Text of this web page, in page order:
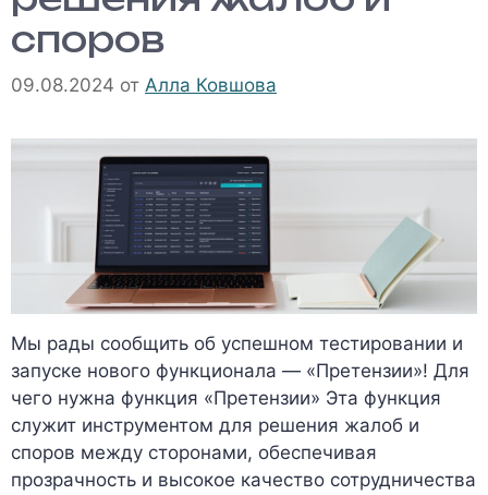
споров
09.08.2024 от Алла Ковшова
Мы рады сообщить об успешном тестировании и
запуске нового функционала — «Претензии»! Для
чего нужна функция «Претензии» Эта функция
служит инструментом для решения жалоб и
споров между сторонами, обеспечивая
прозрачность и высокое качество сотрудничества